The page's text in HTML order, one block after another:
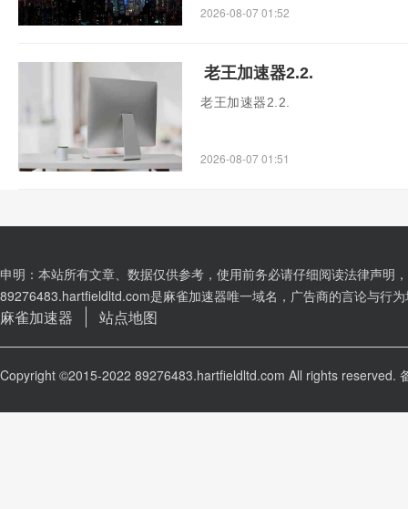
2026-08-07 01:52
老王加速器2.2.
老王加速器2.2.
2026-08-07 01:51
申明：本站所有文章、数据仅供参考，使用前务必请仔细阅读法律声明
89276483.hartfieldltd.com是麻雀加速器唯一域名，广告商的言论与行
麻雀加速器 站点地图
Copyright ©2015-2022 89276483.hartfieldltd.com All rights reserved.